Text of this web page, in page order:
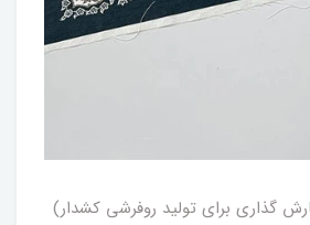
گذاری برای تولید روفرشی کشدار)